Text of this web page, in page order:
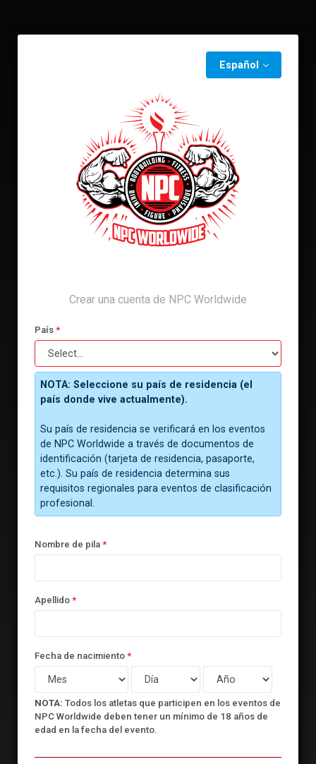
Español
Crear una cuenta de NPC Worldwide
País *
NOTA: Seleccione su país de residencia (el
país donde vive actualmente).
Su país de residencia se verificará en los eventos
de NPC Worldwide a través de documentos de
identificación (tarjeta de residencia, pasaporte,
etc.). Su país de residencia determina sus
requisitos regionales para eventos de clasificación
profesional.
Nombre de pila *
Apellido *
Fecha de nacimiento *
NOTA: Todos los atletas que participen en los eventos de
NPC Worldwide deben tener un mínimo de 18 años de
edad en la fecha del evento.